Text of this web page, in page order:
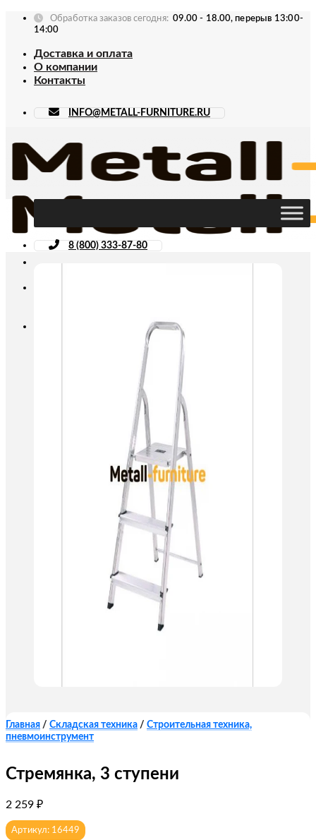
Skip
Обработка заказов сегодня: 09.00 - 18.00, перерыв 13:00-
14:00
Доставка и оплата
О компании
Контакты
INFO@METALL-FURNITURE.RU
8 (800) 333-87-80
Главная / Складская техника / Строительная техника,
пневмоинструмент
Стремянка, 3 ступени
2 259 ₽
Артикул: 16449